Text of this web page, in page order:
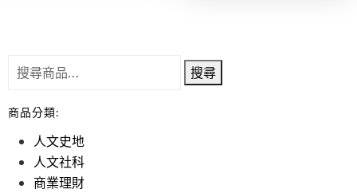
搜尋
商品分類:
人文史地
人文社科
商業理財